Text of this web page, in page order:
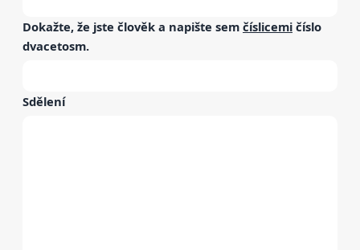
Dokažte, že jste člověk a napište sem číslicemi číslo
dvacetosm.
Sdělení